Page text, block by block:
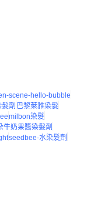
scene-hello-bubble
劑 巴黎萊雅染髮
milbon染髮
牛奶果醬染髮劑
seedbee-水染髮劑